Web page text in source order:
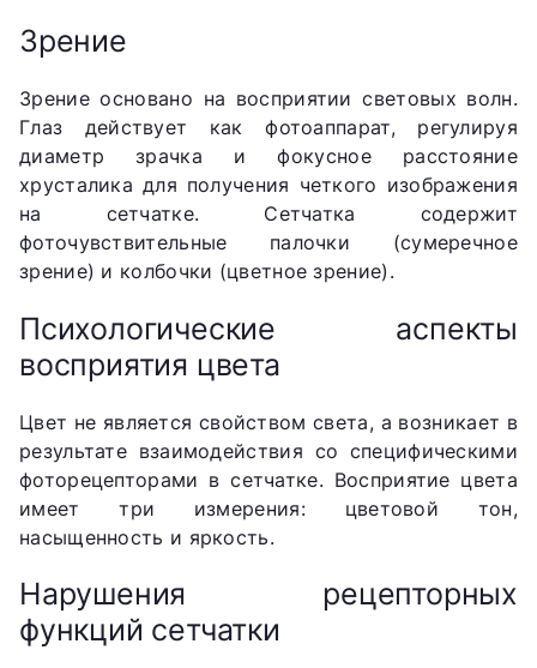
Зрение
Зрение основано на восприятии световых волн.
Глаз действует как фотоаппарат, регулируя
диаметр зрачка и фокусное расстояние
хрусталика для получения четкого изображения
на сетчатке. Сетчатка содержит
фоточувствительные палочки (сумеречное
зрение) и колбочки (цветное зрение).
Психологические аспекты
восприятия цвета
Цвет не является свойством света, а возникает в
результате взаимодействия со специфическими
фоторецепторами в сетчатке. Восприятие цвета
имеет три измерения: цветовой тон,
насыщенность и яркость.
Нарушения рецепторных
функций сетчатки